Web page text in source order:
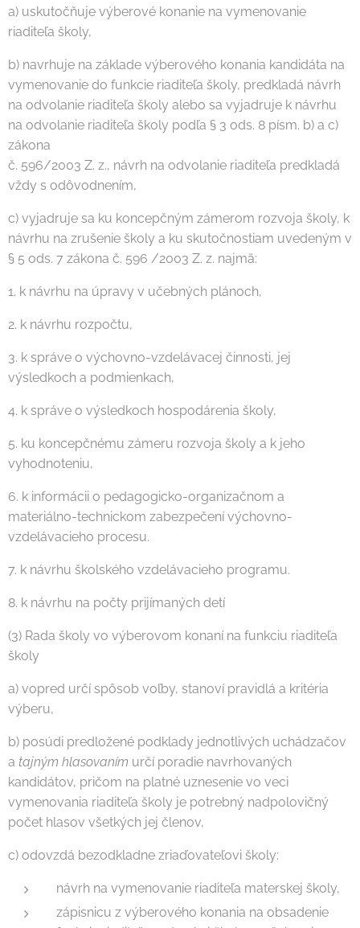
a) uskutočňuje výberové konanie na vymenovanie
riaditeľa školy,
b) navrhuje na základe výberového konania kandidáta na
vymenovanie do funkcie riaditeľa školy, predkladá návrh
na odvolanie riaditeľa školy alebo sa vyjadruje k návrhu
na odvolanie riaditeľa školy podľa § 3 ods. 8 písm. b) a c)
zákona
č. 596/2003 Z. z., návrh na odvolanie riaditeľa predkladá
vždy s odôvodnením,
c) vyjadruje sa ku koncepčným zámerom rozvoja školy, k
návrhu na zrušenie školy a ku skutočnostiam uvedeným v
§ 5 ods. 7 zákona č. 596 /2003 Z. z. najmä:
1. k návrhu na úpravy v učebných plánoch,
2. k návrhu rozpočtu,
3. k správe o výchovno-vzdelávacej činnosti, jej
výsledkoch a podmienkach,
4. k správe o výsledkoch hospodárenia školy,
5. ku koncepčnému zámeru rozvoja školy a k jeho
vyhodnoteniu,
6. k informácii o pedagogicko-organizačnom a
materiálno-technickom zabezpečení výchovno-
vzdelávacieho procesu.
7. k návrhu školského vzdelávacieho programu.
8. k návrhu na počty prijímaných detí
(3) Rada školy vo výberovom konaní na funkciu riaditeľa
školy
a) vopred určí spôsob voľby, stanoví pravidlá a kritéria
výberu,
b) posúdi predložené podklady jednotlivých uchádzačov
a tajným hlasovaním určí poradie navrhovaných
kandidátov, pričom na platné uznesenie vo veci
vymenovania riaditeľa školy je potrebný nadpolovičný
počet hlasov všetkých jej členov,
c) odovzdá bezodkladne zriaďovateľovi školy:
návrh na vymenovanie riaditeľa materskej školy,
zápisnicu z výberového konania na obsadenie